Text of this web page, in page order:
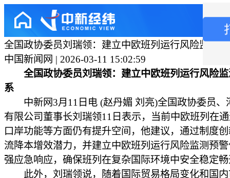
全国政协委员刘瑞领：建立中欧班列运行风险监测
中国新闻网 | 2026-03-11 15:02:59
全国政协委员刘瑞领：建立中欧班列运行风险
系
中新网3月11日电 (赵丹媚 刘亮)全国政协委员、
有限公司董事长刘瑞领11日表示，当前中欧班列在
口岸功能等方面仍有提升空间，他建议，通过制度
流降本增效潜力，并建立中欧班列运行风险监测预
强应急响应，确保班列在复杂国际环境中安全稳定
此外，刘瑞领说，随着国际贸易格局变化和国内